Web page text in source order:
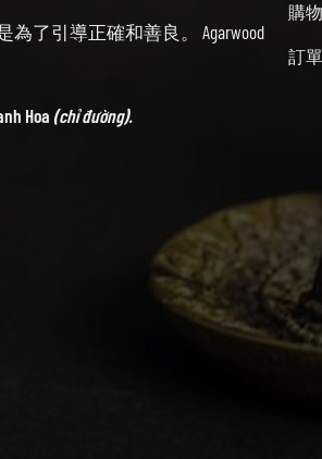
為了引導正確和善良。 Agarwood
Hoa (chỉ đường).
購
訂